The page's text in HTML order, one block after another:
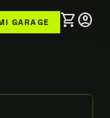
GARAGE shopping_cartaccount_circle